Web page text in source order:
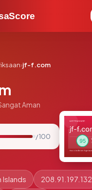
›jf-f.com
Aman
/ 100
Islands 208.91.197.132